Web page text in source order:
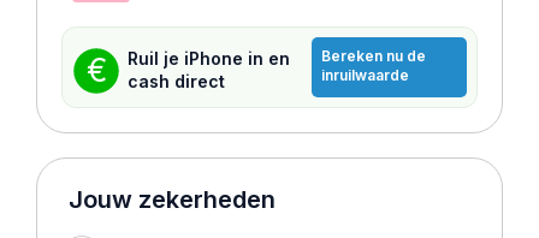
€
Ruil je iPhone in en
cash direct
Bereken nu de
inruilwaarde
Jouw zekerheden